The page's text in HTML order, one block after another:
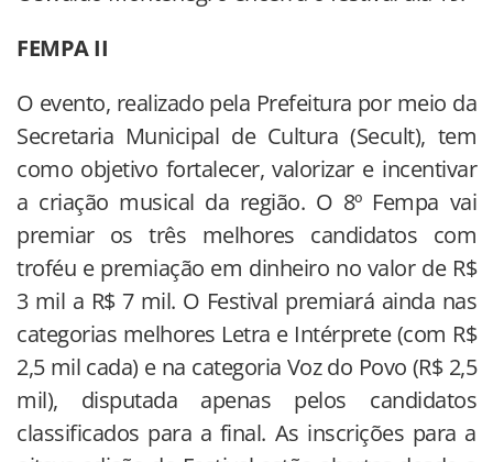
FEMPA II
O evento, realizado pela Prefeitura por meio da
Secretaria Municipal de Cultura (Secult), tem
como objetivo fortalecer, valorizar e incentivar
a criação musical da região. O 8º Fempa vai
premiar os três melhores candidatos com
troféu e premiação em dinheiro no valor de R$
3 mil a R$ 7 mil. O Festival premiará ainda nas
categorias melhores Letra e Intérprete (com R$
2,5 mil cada) e na categoria Voz do Povo (R$ 2,5
mil), disputada apenas pelos candidatos
classificados para a final. As inscrições para a